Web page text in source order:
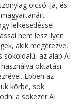
olcsó. Ja, és
lelkesedéssel
nem lesz ilyen
akik megérezve,
sokoldalú, az alap AI
oktatási
Ebben az
körbe, sok
a sokezer AI